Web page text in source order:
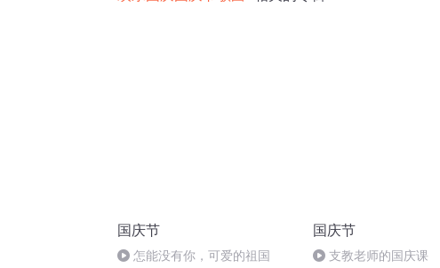
国庆节
怎能没有你，可爱的祖国
国庆节
支教老师的国庆课